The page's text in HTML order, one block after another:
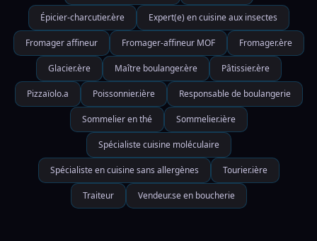
Épicier-charcutier.ère Expert(e) en cuisine aux insectes
Fromager affineur Fromager-affineur MOF Fromager.ère
Glacier.ère Maître boulanger.ère Pâtissier.ère
Pizzaïolo.a Poissonnier.ière Responsable de boulangerie
Sommelier en thé Sommelier.ière
Spécialiste cuisine moléculaire
Spécialiste en cuisine sans allergènes Tourier.ière
Traiteur Vendeur.se en boucherie